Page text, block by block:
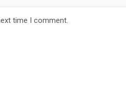
time I comment.